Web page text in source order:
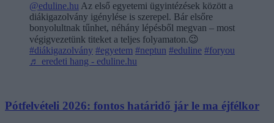
@eduline.hu Az első egyetemi ügyintézések között a
diákigazolvány igénylése is szerepel. Bár elsőre
bonyolultnak tűnhet, néhány lépésből megvan – most
végigvezetünk titeket a teljes folyamaton.😉
#diákigazolvány #egyetem #neptun #eduline #foryou
♬ eredeti hang - eduline.hu
Pótfelvételi 2026: fontos határidő jár le ma éjfélkor